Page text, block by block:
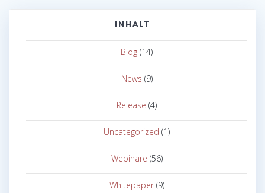
INHALT
Blog (14)
News (9)
Release (4)
Uncategorized (1)
Webinare (56)
Whitepaper(9)